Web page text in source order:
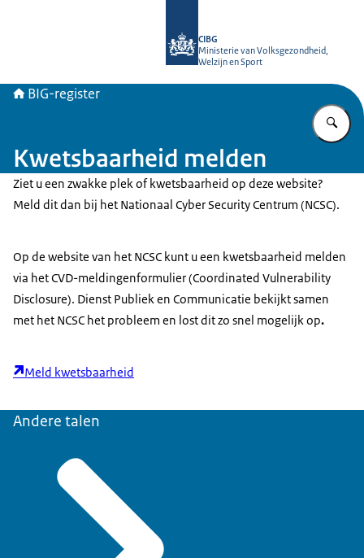
CIBG
Ministerie van Volksgezondheid,
Welzijn en Sport
BIG-register
Kwetsbaarheid melden
Ziet u een zwakke plek of kwetsbaarheid op deze website?
Meld dit dan bij het Nationaal Cyber Security Centrum (NCSC).
Op de website van het NCSC kunt u een kwetsbaarheid melden
via het CVD-meldingenformulier (Coordinated Vulnerability
Disclosure). Dienst Publiek en Communicatie bekijkt samen
met het NCSC het probleem en lost dit zo snel mogelijk op.
Meld kwetsbaarheid
Andere talen